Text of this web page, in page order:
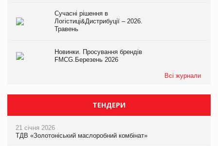
Сучасні рішення в
Логістиці&Дистрибуції – 2026.
Травень
Новинки. Просування брендів
FMCG.Березень 2026
Всі журнали
ТЕНДЕРИ
21 січня 2026
ТДВ «Золотоніський маслоробний комбінат»